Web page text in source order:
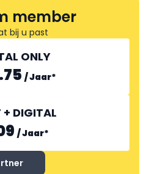
member
bij u past
ONLY
/Jaar*
+ DIGITAL
/Jaar*